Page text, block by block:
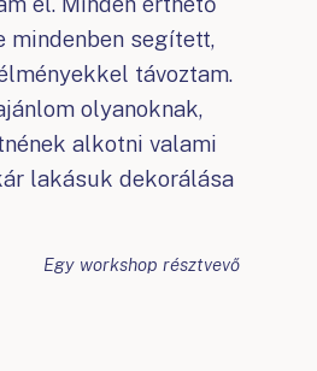
mindenben segített,
távoztam.
olyanoknak,
alkotni valami
lakásuk dekorálása
Egy workshop résztvevő